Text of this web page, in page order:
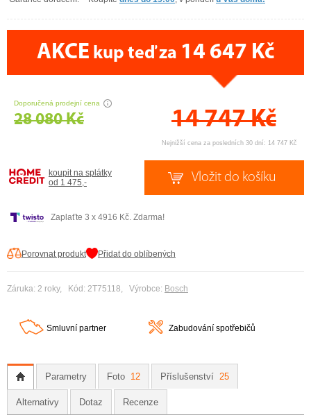
AKCE kup teď za 14 647 Kč
Doporučená prodejní cena
28 080 Kč 14 747Kč
Nejnižší cena za posledních 30 dní: 14 747 Kč
koupit na splátky
od 1 475,-
Zaplaťte 3 x 4916 Kč. Zdarma!
Porovnat produkt Přidat do oblíbených
Záruka: 2 roky, Kód: 2T75118, Výrobce: Bosch
Smluvní partner Zabudování spotřebičů
Parametry Foto 12 Příslušenství 25
Alternativy Dotaz Recenze